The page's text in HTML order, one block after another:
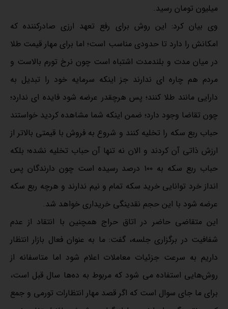
میلیون تومان رسید.
وی بیان کرد: این روش برای رفع تعهد ارزی صادرکننده که
امکانش را دارد تا حدودی مناسب است؛ اما برای مهار قیمت طلا
در میان مدت و بلندمدت اشتباه است چون نرخ تورم بالاست و
مردم هم چاره ای ندارند جز اینکه سرمایه خود را تبدیل به
دارایی مانند طلا کنند؛ پس هرچقدر عرضه شود فایده ای ندارد؛
چون تقاضا وجود دارد؛ ضمن اینکه شما مشاهده کردید خواستند
حباب ربع سکه را تخلیه کنند و شروع به فروش با قیمتی بالاتر از
ارزش ذاتی آن کردند و الان نه تنها آن حباب تخلیه نشده؛ بلکه
حباب ربع سکه به ۱۰۰ درصد رسیده است چون دارندگان پس
انداز خرد توانایی خرید سکه تمام و نیم ندارند و هرچه ربع سکه
عرضه شود با این حجم نقدینگی خریداری خواهد شد.
این متقاضی حاضر در اتاق حراج همچنین با انتقاد از عدم
شفافیت در برگزاری جلسه، گفت: ما به عنوان فعال بازار انتظار
داریم به سرعت جزئیات معاملات اعلام شود اما متاسفانه از
روش‌هایی استفاده می شود که مربوط به ده‌ها سال قبل است،
برای ما جای سوال است که اگر قصد مهار انتظارات تورمی و جمع